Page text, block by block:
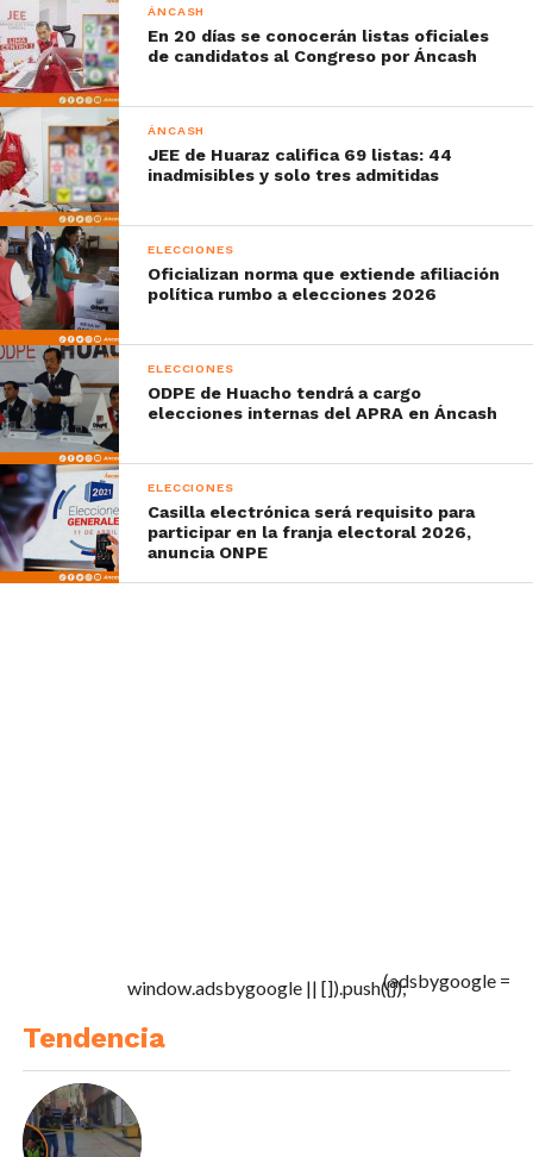
ÁNCASH
En 20 días se conocerán listas oficiales
de candidatos al Congreso por Áncash
ÁNCASH
JEE de Huaraz califica 69 listas: 44
inadmisibles y solo tres admitidas
ELECCIONES
Oficializan norma que extiende afiliación
política rumbo a elecciones 2026
ELECCIONES
ODPE de Huacho tendrá a cargo
elecciones internas del APRA en Áncash
ELECCIONES
Casilla electrónica será requisito para
participar en la franja electoral 2026,
anuncia ONPE
(adsbygoogle =
window.adsbygoogle || []).push({});
Tendencia